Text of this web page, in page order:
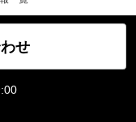
せ